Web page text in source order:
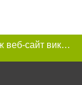
Цей сайт використовує «cookies». Також веб-сайт використовує інтернет-сервіс для збору технічних даних стосовно відвідувачів з метою отримання маркетингової та статистичної інформації. Умови обробки даних відвідувачів сайту див.